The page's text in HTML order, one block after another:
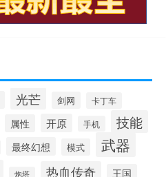
光芒 剑网 卡丁车
属性 开原 手机 技能
最终幻想 模式 武器
炮塔 热血传奇 王国